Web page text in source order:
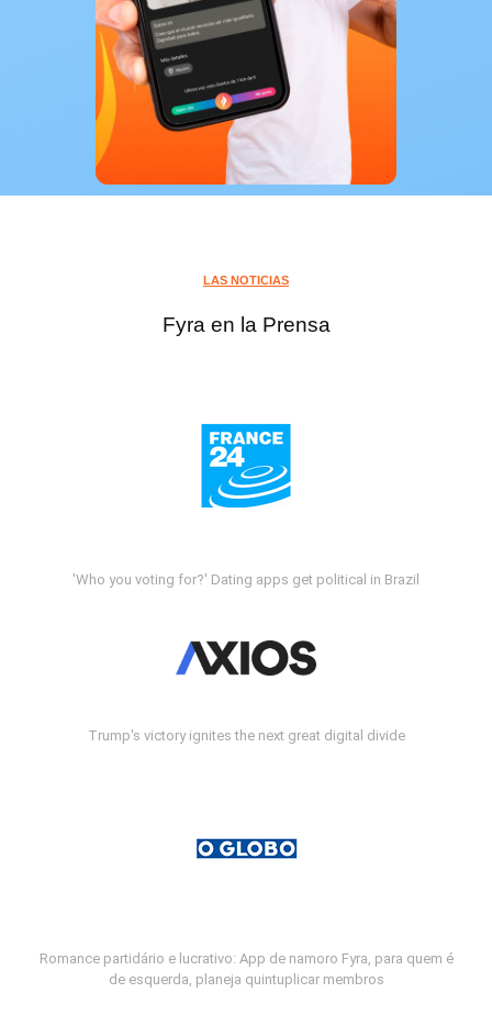
LAS NOTICIAS
Fyra en la Prensa
'Who you voting for?' Dating apps get political in Brazil
Trump's victory ignites the next great digital divide
Romance partidário e lucrativo: App de namoro Fyra, para quem é
de esquerda, planeja quintuplicar membros